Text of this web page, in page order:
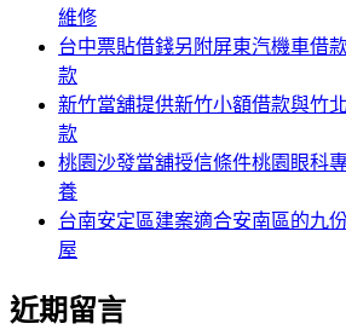
維修
台中票貼借錢另附屏東汽機車借
款
新竹當舖提供新竹小額借款與竹
款
桃園沙發當舖授信條件桃園眼科
養
台南安定區建案適合安南區的九
屋
近期留言